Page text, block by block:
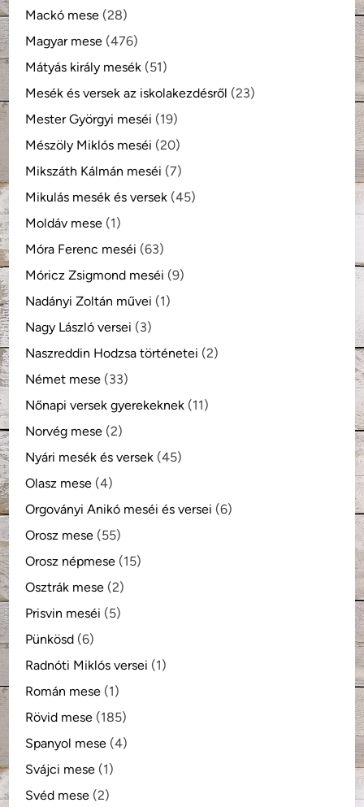
Mackó mese (28)
Magyar mese (476)
Mátyás király mesék (51)
Mesék és versek az iskolakezdésről (23)
Mester Györgyi meséi (19)
Mészöly Miklós meséi (20)
Mikszáth Kálmán meséi (7)
Mikulás mesék és versek (45)
Moldáv mese (1)
Móra Ferenc meséi (63)
Móricz Zsigmond meséi (9)
Nadányi Zoltán művei (1)
Nagy László versei (3)
Naszreddin Hodzsa történetei (2)
Német mese (33)
Nőnapi versek gyerekeknek (11)
Norvég mese (2)
Nyári mesék és versek (45)
Olasz mese (4)
Orgoványi Anikó meséi és versei (6)
Orosz mese (55)
Orosz népmese (15)
Osztrák mese (2)
Prisvin meséi (5)
Pünkösd (6)
Radnóti Miklós versei (1)
Román mese (1)
Rövid mese (185)
Spanyol mese (4)
Svájci mese (1)
Svéd mese (2)